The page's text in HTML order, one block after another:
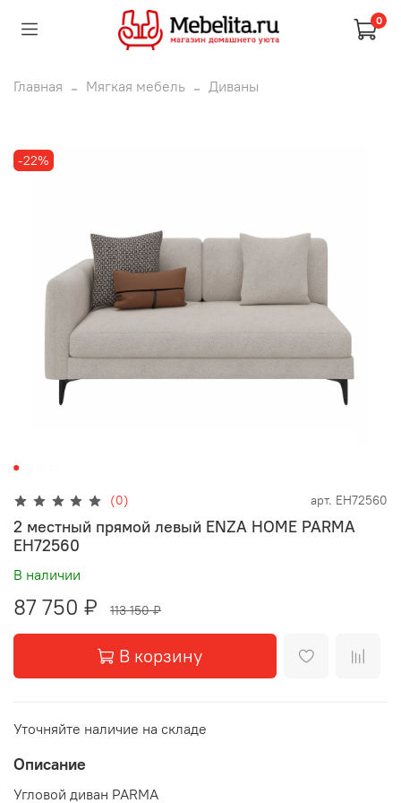
0
Главная Мягкая мебель Диваны
-22%
(0) арт. EH72560
2 местный прямой левый ENZA HOME PARMA
EH72560
В наличии
87 750 ₽ 113 150 ₽
В корзину
Уточняйте наличие на складе
Описание
Угловой диван PARMA